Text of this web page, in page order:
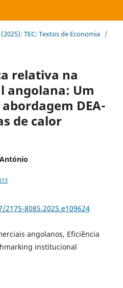
TEC: Textos de Economia /
relativa na
angolana: Um
DEA-
de calor
8085.2025.e109624
angolanos, Eficiência
institucional